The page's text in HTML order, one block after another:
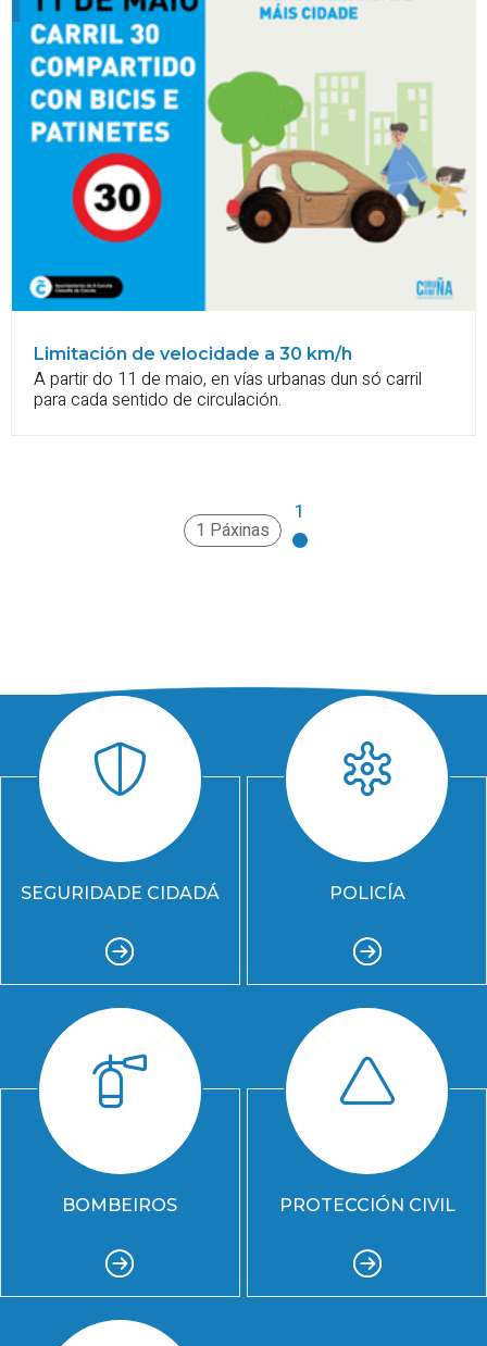
Limitación de velocidade a 30 km/h
A partir do 11 de maio, en vías urbanas dun só carril
para cada sentido de circulación.
1 Páxinas
1
SEGURIDADE CIDADÁ POLICÍA
BOMBEIROS PROTECCIÓN CIVIL